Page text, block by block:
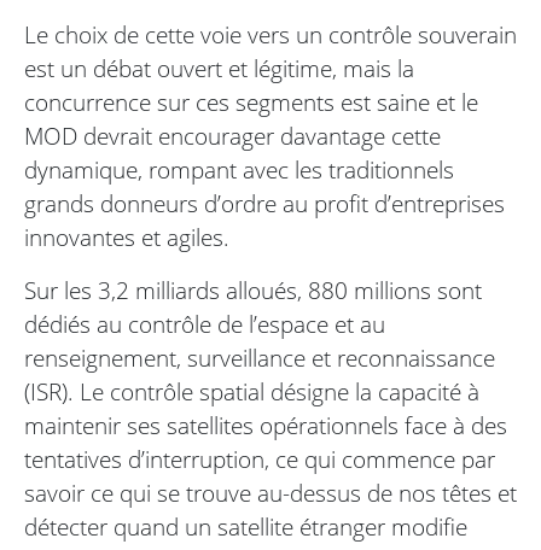
Le choix de cette voie vers un contrôle souverain
est un débat ouvert et légitime, mais la
concurrence sur ces segments est saine et le
MOD devrait encourager davantage cette
dynamique, rompant avec les traditionnels
grands donneurs d’ordre au profit d’entreprises
innovantes et agiles.
Sur les 3,2 milliards alloués, 880 millions sont
dédiés au contrôle de l’espace et au
renseignement, surveillance et reconnaissance
(ISR). Le contrôle spatial désigne la capacité à
maintenir ses satellites opérationnels face à des
tentatives d’interruption, ce qui commence par
savoir ce qui se trouve au-dessus de nos têtes et
détecter quand un satellite étranger modifie